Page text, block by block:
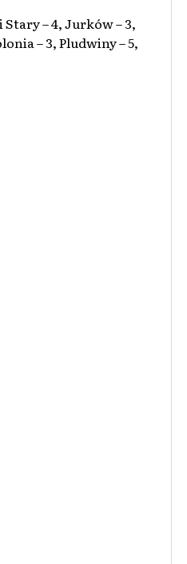
Stary – 4, Jurków – 3,
– 3, Pludwiny – 5,